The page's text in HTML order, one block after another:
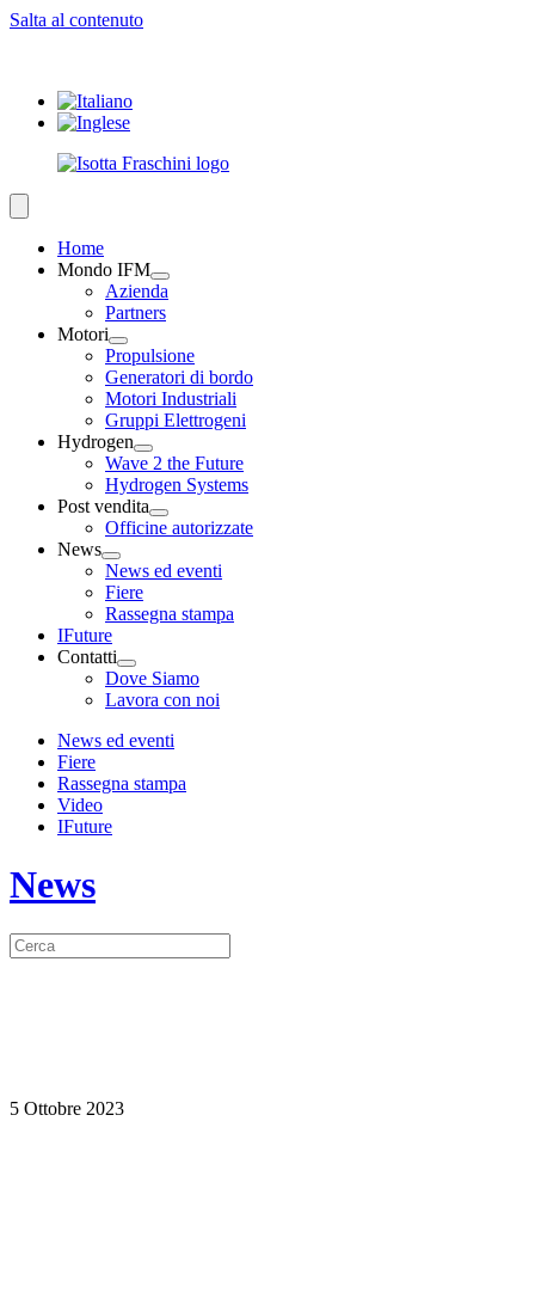
Salta al contenuto
Home
Mondo IFM
Azienda
Partners
Motori
Propulsione
Generatori di bordo
Motori Industriali
Gruppi Elettrogeni
Hydrogen
Wave 2 the Future
Hydrogen Systems
Post vendita
Officine autorizzate
News
News ed eventi
Fiere
Rassegna stampa
IFuture
Contatti
Dove Siamo
Lavora con noi
News ed eventi
Fiere
Rassegna stampa
Video
IFuture
News
5 Ottobre 2023